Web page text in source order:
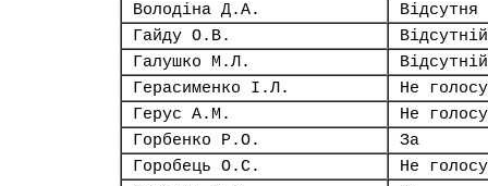
Володіна Д.А.
Відсутня
Гайду О.В.
Відсутній
Галушко М.Л.
Відсутній
Герасименко І.Л.
Не
Герус А.М.
Не
Горбенко Р.О.
За
Горобець О.С.
Не